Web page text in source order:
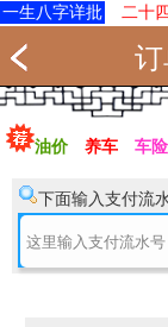
一生八字详批 二十
油价 养车 车险
下面输入支付流